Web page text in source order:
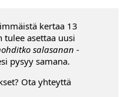
kertaa 13
asettaa uusi
salasanan -
pysyy samana.
Ota yhteyttä